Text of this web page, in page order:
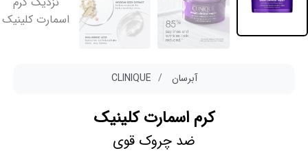
آبرسان CLINIQUE
کرم اسمارت کلینیک
ضد چروک قوی